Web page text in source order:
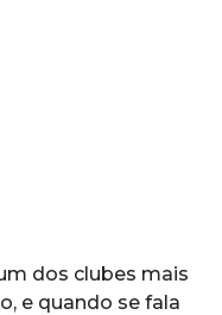
dos clubes mais
e quando se fala